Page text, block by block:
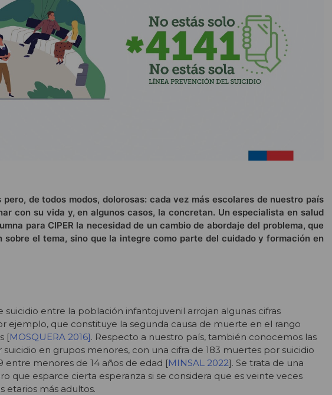
de todos modos, dolorosas: cada vez más escolares de nuestro país
con su vida y, en algunos casos, la concretan. Un especialista en salud
para CIPER la necesidad de un cambio de abordaje del problema, que
sobre el tema, sino que la integre como parte del cuidado y formación en
suicidio entre la población infantojuvenil arrojan algunas cifras
ejemplo, que constituye la segunda causa de muerte en el rango
[MOSQUERA 2016]. Respecto a nuestro país, también conocemos las
en grupos menores, con una cifra de 183 muertes por suicidio
entre menores de 14 años de edad [MINSAL 2022]. Se trata de una
que esparce cierta esperanza si se considera que es veinte veces
etarios más adultos.